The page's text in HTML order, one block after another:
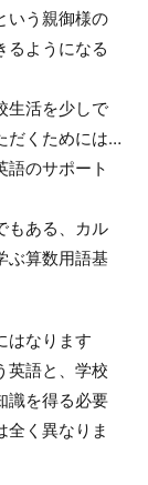
いう親御様の
るようになる
生活を少しで
だくためには…
語のサポート
もある、カル
ぶ算数用語基
はなります
英語と、学校
識を得る必要
全く異なりま